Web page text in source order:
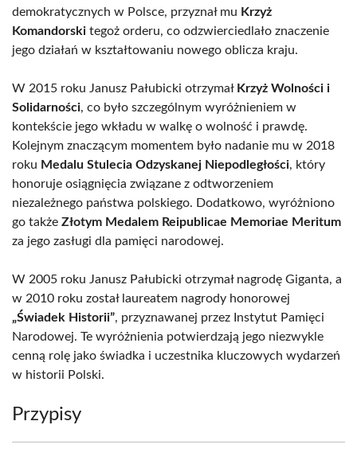
demokratycznych w Polsce, przyznał mu Krzyż
Komandorski tegoż orderu, co odzwierciedlało znaczenie
jego działań w kształtowaniu nowego oblicza kraju.
W 2015 roku Janusz Pałubicki otrzymał Krzyż Wolności i
Solidarności, co było szczególnym wyróżnieniem w
kontekście jego wkładu w walkę o wolność i prawdę.
Kolejnym znaczącym momentem było nadanie mu w 2018
roku Medalu Stulecia Odzyskanej Niepodległości, który
honoruje osiągnięcia związane z odtworzeniem
niezależnego państwa polskiego. Dodatkowo, wyróżniono
go także Złotym Medalem Reipublicae Memoriae Meritum
za jego zasługi dla pamięci narodowej.
W 2005 roku Janusz Pałubicki otrzymał nagrodę Giganta, a
w 2010 roku został laureatem nagrody honorowej
„Świadek Historii”, przyznawanej przez Instytut Pamięci
Narodowej. Te wyróżnienia potwierdzają jego niezwykle
cenną rolę jako świadka i uczestnika kluczowych wydarzeń
w historii Polski.
Przypisy